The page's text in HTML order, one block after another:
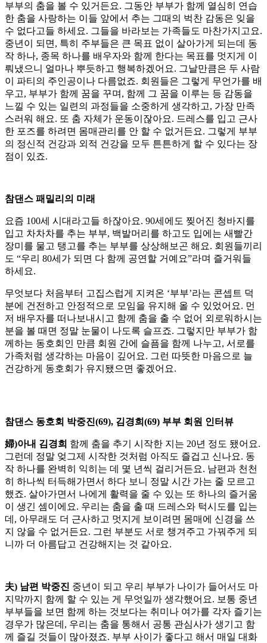
부부의 춤을 볼 수 있거든요. 그동안 부부가 함께 열심히 연습
한 춤을 사랑하는 이들 앞에서 추는 그때의 벅찬 감동은 잊을
수 없다고들 하세요. 그들을 바라보는 가족들도 마찬가지고요.
중년이 되면, 특히 주부들은 큰 목표 없이 살아가게 되는데 동
작 하나, 종목 하나를 배우자와 함께 한다는 목표를 멋지게 이
뤄냈으니 얼마나 뿌듯하고 행복하겠어요. 그날만큼은 두 사람
이 파티의 주인공이나 다름없죠. 회원들은 그렇게 무언가를 배
우고, 부부가 함께 꿈을 꾸며, 함께 그 꿈을 이루는 등 감동을
느낄 수 있는 일련의 과정들을 소중하게 생각하고, 가장 만족
스러워 해요. 또 춤 자체가 운동이잖아요. 드레스를 입고 근사
한 포즈를 하려면 몸매관리를 안 할 수 없거든요. 그렇게 부부
의 정신적 건강과 외적 건강을 모두 튼튼하게 할 수 있다는 장
점이 있죠.
참댄스 패밀리의 미래
요즘 100세 시대라고들 하잖아요. 90세에도 찢어진 청바지를
입고 차차차를 추는 부부, 백발머리를 하고도 입에는 새빨간
장미를 물고 탱고를 추는 부부를 상상해보곤 해요. 회원들끼리
도 “우리 80세가 되면 다 함께 공연할 거예요”라며 즐거워들
하세요.
무엇보다 처음부터 고집스럽게 지켜온 ‘부부’라는 콘셉트 덕
분에 건전하고 안정적으로 모임을 유지해 올 수 있었어요. 먼
저 배우자를 떠나보내시고 함께 춤을 출 수 없어 외로워하시는
분을 볼 때면 정말 눈물이 나도록 슬프죠. 그렇지만 부부가 함
께하는 동호회인 만큼 회원 간에 슬픔을 함께 나누고, 서로를
가족처럼 생각하는 마음이 깊어요. 그런 따뜻한 마음으로 늘
건강하게 동호회가 유지됐으면 좋겠어요.
참댄스 동호회 박중진(69), 김경희(69) 부부 회원 인터뷰
婦)아내 김경희 함께 춤을 추기 시작한 지는 20년 정도 됐어요.
그런데 정말 엊그제 시작한 것처럼 아직도 즐겁고 신나요. 동
작 하나를 완벽히 익히는 데 몇 년씩 걸리거든요. 남편과 천천
히 하나씩 터득해가면서 하다 보니 정말 시간 가는 줄 모르고
했죠. 살아가면서 나에게 활력을 줄 수 있는 또 하나의 즐거움
이 생긴 셈이에요. 우리는 춤을 출 때 드레스와 턱시도를 입는
데, 아무래도 더 근사하고 멋지게 보이려면 몸매에 신경을 쓰
지 않을 수 없거든요. 그런 부분도 서로 챙겨주고 가꿔주게 되
니까 더 아름답고 건강해지는 것 같아요.
夫) 남편 박중진 중년이 되고 우리 부부가 나이가 들어서도 마
지막까지 함께 할 수 있는 게 무엇일까 생각했어요. 보통 중년
부부들을 보면 함께 하는 것보다는 취미나 여가를 각자 즐기는
경우가 많은데, 우리는 춤을 통해서 공통 관심사가 생기고 함
께 즐길 것들이 많아졌죠. 부부 사이가 좋다고 해서 매일 대화